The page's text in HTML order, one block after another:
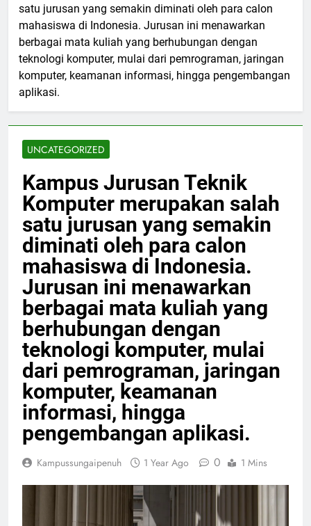
satu jurusan yang semakin diminati oleh para calon
mahasiswa di Indonesia. Jurusan ini menawarkan
berbagai mata kuliah yang berhubungan dengan
teknologi komputer, mulai dari pemrograman, jaringan
komputer, keamanan informasi, hingga pengembangan
aplikasi.
UNCATEGORIZED
Kampus Jurusan Teknik
Komputer merupakan salah
satu jurusan yang semakin
diminati oleh para calon
mahasiswa di Indonesia.
Jurusan ini menawarkan
berbagai mata kuliah yang
berhubungan dengan
teknologi komputer, mulai
dari pemrograman, jaringan
komputer, keamanan
informasi, hingga
pengembangan aplikasi.
Kampussungaipenuh 1 Year Ago 0 1 Mins